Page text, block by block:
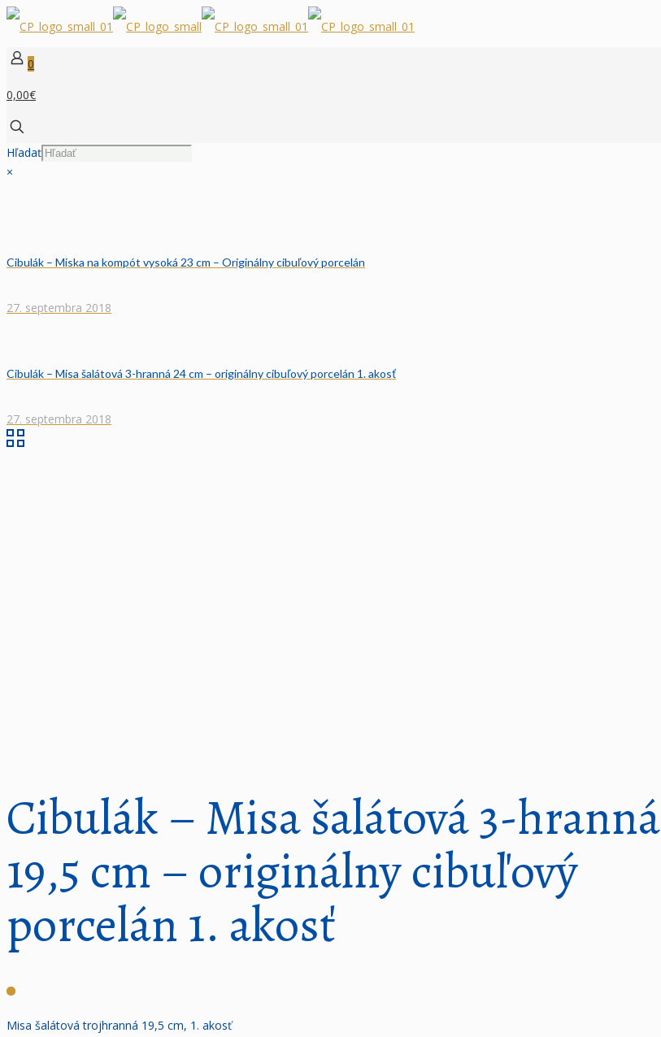
0
0,00€
Hľadať
×
Cibulák – Miska na kompót vysoká 23 cm – Originálny cibuľový porcelán
27. septembra 2018
Cibulák – Misa šalátová 3-hranná 24 cm – originálny cibuľový porcelán 1. akosť
27. septembra 2018
Cibulák – Misa šalátová 3-hranná
19,5 cm – originálny cibuľový
porcelán 1. akosť
Misa šalátová trojhranná 19,5 cm, 1. akosť